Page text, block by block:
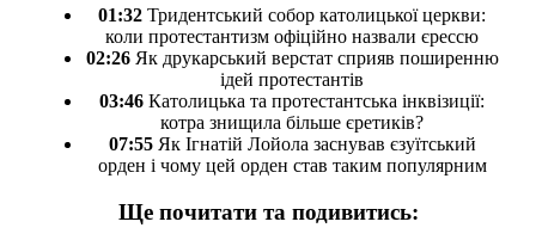
01:32 Тридентський собор католицької церкви:
коли протестантизм офіційно назвали єрессю
02:26Як друкарський верстат сприяв поширенню
ідей протестантів
03:46 Католицька та протестантська інквізиції:
котра знищила більше єретиків?
07:55Як Ігнатій Лойола заснував єзуїтський
орден і чому цей орден став таким популярним
Ще почитати та подивитись: